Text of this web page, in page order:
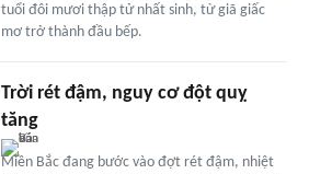
tuổi đôi mươi thập tử nhất sinh, từ giã giấc
mơ trở thành đầu bếp.
Trời rét đậm, nguy cơ đột quỵ
tăng
Miền Bắc đang bước vào đợt rét đậm, nhiệt